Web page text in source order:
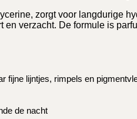
zorgt voor langdurige
verzacht. De formule is
fijne lijntjes, rimpels en
de nacht